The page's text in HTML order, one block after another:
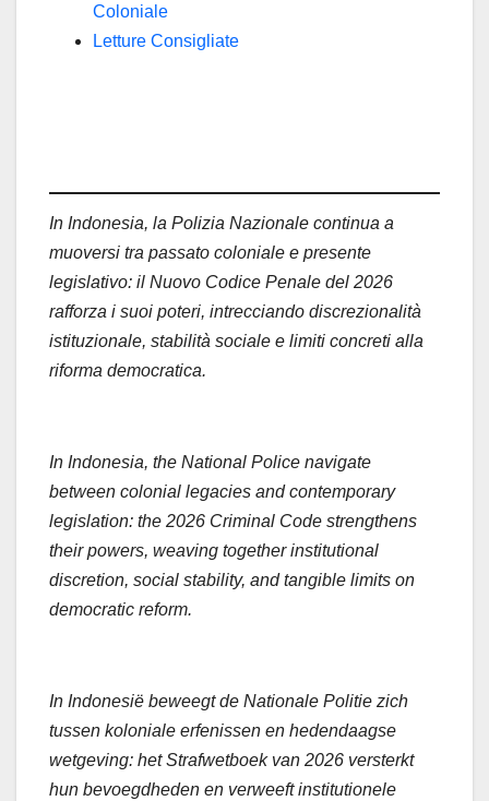
Coloniale
Letture Consigliate
In Indonesia, la Polizia Nazionale continua a
muoversi tra passato coloniale e presente
legislativo: il Nuovo Codice Penale del 2026
rafforza i suoi poteri, intrecciando discrezionalità
istituzionale, stabilità sociale e limiti concreti alla
riforma democratica.
In Indonesia, the National Police navigate
between colonial legacies and contemporary
legislation: the 2026 Criminal Code strengthens
their powers, weaving together institutional
discretion, social stability, and tangible limits on
democratic reform.
In Indonesië beweegt de Nationale Politie zich
tussen koloniale erfenissen en hedendaagse
wetgeving: het Strafwetboek van 2026 versterkt
hun bevoegdheden en verweeft institutionele